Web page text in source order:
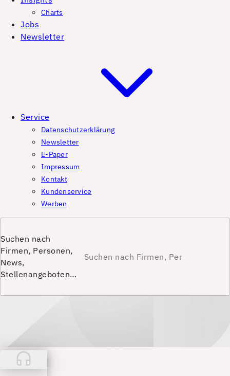
Charts
Jobs
Newsletter
Service
Datenschutzerklärung
Newsletter
E-Paper
Impressum
Kontakt
Kundenservice
Werben
Suchen nach
Firmen, Personen,
News,
Stellenangeboten…